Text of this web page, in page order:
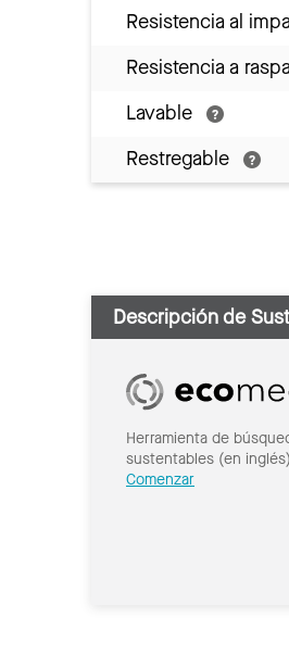
Resistencia al
Resistencia a
Lavable
Restregable
Descripción de
Herramienta de
sustentables (en inglés)
Comenzar